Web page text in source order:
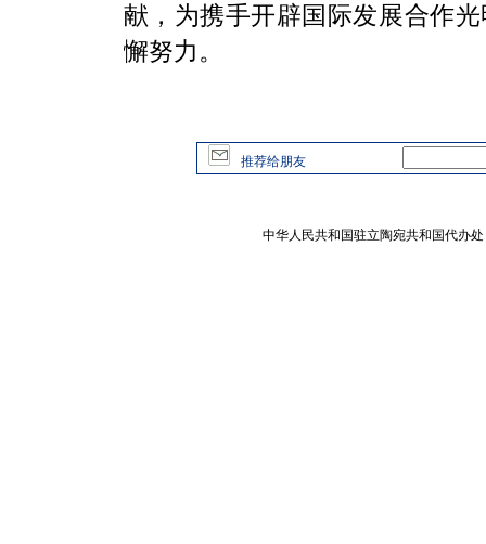
献，为携手开辟国际发展合作
懈努力。
推荐给朋友
中华人民共和国驻立陶宛共和国代办处